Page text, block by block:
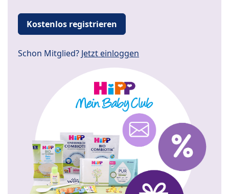
Kostenlos registrieren
Schon Mitglied? Jetzt einloggen